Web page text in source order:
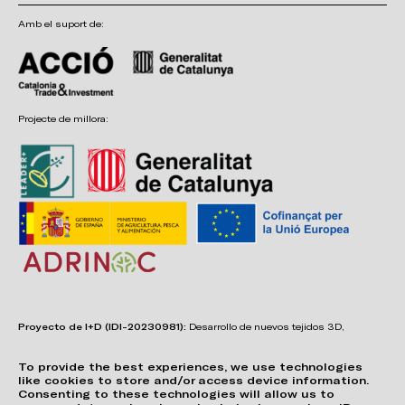
To provide the best experiences, we use technologies
like cookies to store and/or access device information.
Consenting to these technologies will allow us to
Amb el suport de:
Projecte de millora:
Proyecto de I+D (IDI-20230981): Desarrollo de nuevos tejidos 3D,